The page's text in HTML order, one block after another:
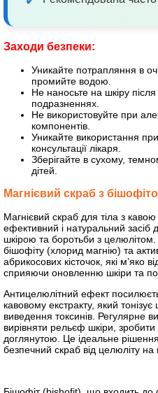
Заходи безпеки:
Уникайте потрапляння в
промийте водою.
Не наносьте на шкіру
подразненнях.
Не використовуйте при
компонентів.
Уникайте використання
консультації лікаря.
Зберігайте в сухому,
дітей.
Магнієвий скраб з
Магнієвий скраб для тіла з
ефективний і натуральний засіб
шкірою та боротьби з
бішофіту (хлорид магнію) та
абрикосових кісточок, які м’яко
сприяючи оновленню шкіри та
Антицелюлітний ефект
кавовому екстракту, який тонізує
виведення токсинів. Регулярне
вирівняти рельєф шкіри,
доглянутою. Це ідеальне
безпечний скраб від целюліту на